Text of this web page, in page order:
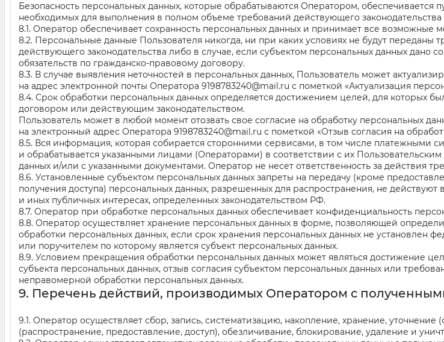
Безопасность персональных данных, которые обрабатываются Оператором,
необходимых для выполнения в полном объеме требований действующего
8.1. Оператор обеспечивает сохранность персональных данных и принимает все
8.2. Персональные данные Пользователя никогда, ни при каких условиях не будут
действующего законодательства либо в случае, если субъектом персональных данных дано
обязательств по гражданско-правовому договору.
8.3. В случае выявления неточностей в персональных данных, Пользователь может
на адрес электронной почты Оператора 9198783240@mail.ru с пометкой «Актуализация
8.4. Срок обработки персональных данных определяется достижением целей, для которых
договором или действующим законодательством.
Пользователь может в любой момент отозвать свое согласие на обработку персональных
на электронный адрес Оператора 9198783240@mail.ru с пометкой «Отзыв согласия на
8.5. Вся информация, которая собирается сторонними сервисами, в том числе платежными
и обрабатывается указанными лицами (Операторами) в соответствии с их
данных и/или с указанными документами. Оператор не несет ответственность за действия
8.6. Установленные субъектом персональных данных запреты на передачу (кроме
получения доступа) персональных данных, разрешенных для распространения, не
и иных публичных интересах, определенных законодательством РФ.
8.7. Оператор при обработке персональных данных обеспечивает конфиденциальность
8.8. Оператор осуществляет хранение персональных данных в форме, позволяющей
обработки персональных данных, если срок хранения персональных данных не установлен
или поручителем по которому является субъект персональных данных.
8.9. Условием прекращения обработки персональных данных может являться достижение
субъекта персональных данных, отзыв согласия субъектом персональных данных или
неправомерной обработки персональных данных.
9. Перечень действий, производимых Оператором с
9.1. Оператор осуществляет сбор, запись, систематизацию, накопление, хранение,
(распространение, предоставление, доступ), обезличивание, блокирование, удаление и